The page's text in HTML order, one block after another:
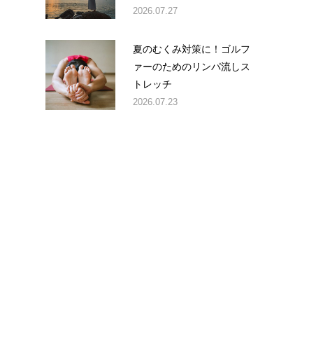
2026.07.27
夏のむくみ対策に！ゴルフ
ァーのためのリンパ流しス
トレッチ
2026.07.23